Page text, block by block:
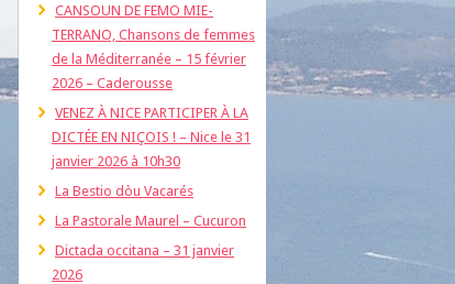
CANSOUN DE FEMO MIE-
TERRANO, Chansons de femmes
de la Méditerranée – 15 février
2026 – Caderousse
VENEZ À NICE PARTICIPER À LA
DICTÉE EN NIÇOIS ! – Nice le 31
janvier 2026 à 10h30
La Bestio dòu Vacarés
La Pastorale Maurel – Cucuron
Dictada occitana – 31 janvier
2026